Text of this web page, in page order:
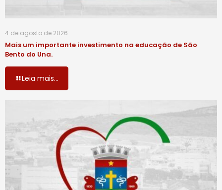
4 de agosto de 2026
Mais um importante investimento na educação de São
Bento do Una.
Leia mais...